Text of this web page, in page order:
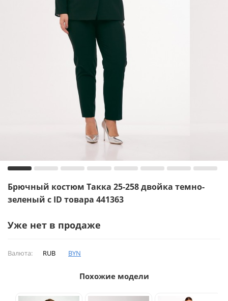
Брючный костюм Такка 25-258 двойка темно-
зеленый с ID товара 441363
Уже нет в продаже
Валюта: RUB BYN
Похожие модели